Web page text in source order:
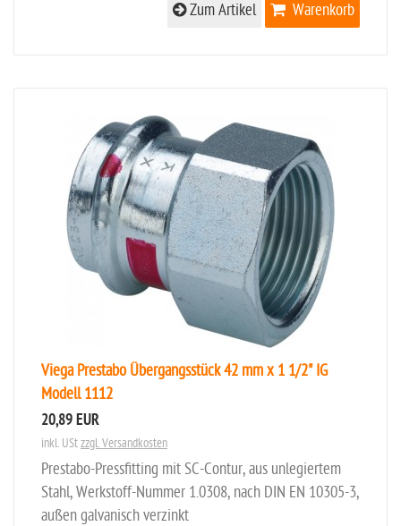
Warenkorb
Zum Artikel
Viega Prestabo Übergangsstück 42 mm x 1 1/2" IG
Modell 1112
20,89 EUR
inkl. UStzzgl. Versandkosten
Prestabo-Pressfitting mit SC-Contur, aus unlegiertem
Stahl, Werkstoff-Nummer 1.0308, nach DIN EN 10305-3,
außen galvanisch verzinkt